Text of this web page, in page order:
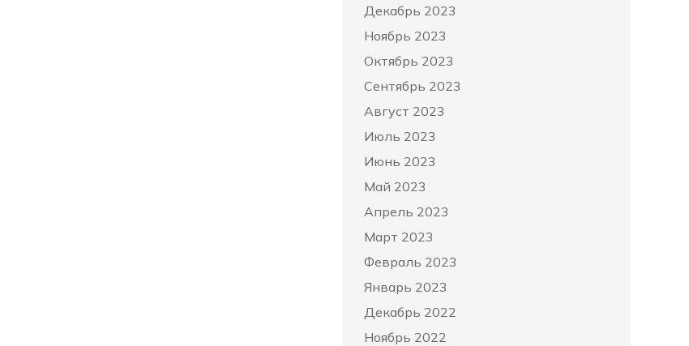
Декабрь 2023
Ноябрь 2023
Октябрь 2023
Сентябрь 2023
Август 2023
Июль 2023
Июнь 2023
Май 2023
Апрель 2023
Март 2023
Февраль 2023
Январь 2023
Декабрь 2022
Ноябрь 2022